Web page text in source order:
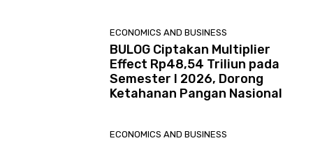
ECONOMICS AND BUSINESS
BULOG Ciptakan Multiplier
Effect Rp48,54 Triliun pada
Semester I 2026, Dorong
Ketahanan Pangan Nasional
ECONOMICS AND BUSINESS